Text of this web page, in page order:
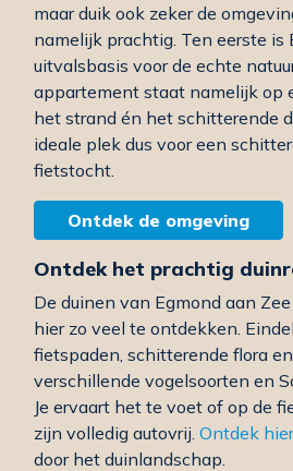
maar duik ook zeker de
namelijk prachtig. Ten eerste is
uitvalsbasis voor de echte
appartement staat namelijk op
het strand én het schitterende
ideale plek dus voor een
fietstocht.
Ontdek de omgeving
Ontdek het prachtig
De duinen van Egmond aan
hier zo veel te ontdekken.
fietspaden, schitterende flora
verschillende vogelsoorten en
Je ervaart het te voet of op de
zijn volledig autovrij. Ontdek
door het duinlandschap.